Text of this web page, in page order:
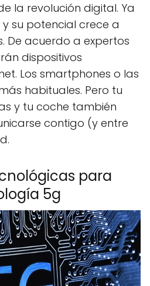
la revolución digital. Ya
su potencial crece a
De acuerdo a expertos
dispositivos
Los smartphones o las
habituales. Pero tu
y tu coche también
contigo (y entre
para
5g